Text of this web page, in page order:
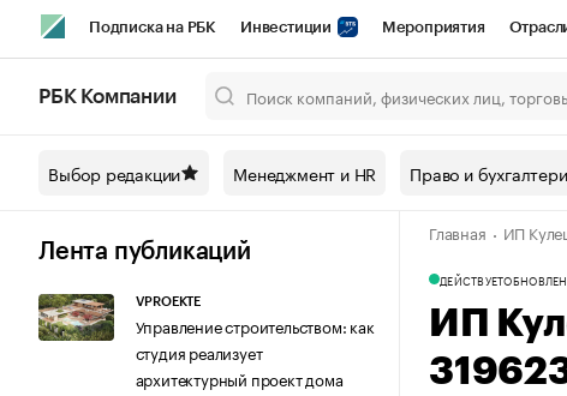
Подписка на РБК Инвестиции Мероприятия
Спецпроекты СПб Конференции СПб Спецпроекты
Технологии и медиа Рынок наличной валюты
РБК Компании
Выбор редакции Менеджмент и HR Право и
Лента публикаций
VPROEKTE
Управление строительством: как
студия реализует
архитектурный проект дома
Главная ИП
ДЕЙСТВУЕТ
ИП